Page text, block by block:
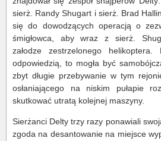
sierż. Randy Shugart i sierż. Brad
się do dowodzących operacją o
śmigłowca, aby wraz z sierż.
załodze zestrzelonego helikoptera.
odpowiedzią, to mogła być
zbyt długie przebywanie w tym
osłaniającego na niskim pułapie
skutkować utratą kolejnej maszyny.
Sierżanci Delty trzy razy ponawiali
zgoda na desantowanie na miejsce